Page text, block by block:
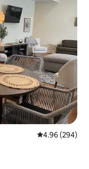
Calificación
4.96 (294)